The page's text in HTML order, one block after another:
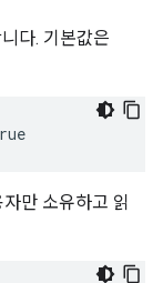
다. 기본값은
만 소유하고 읽